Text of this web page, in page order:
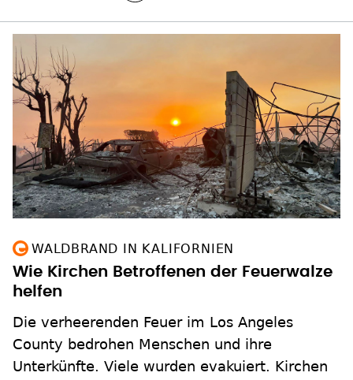
WALDBRAND IN KALIFORNIEN
Wie Kirchen Betroffenen der Feuerwalze
helfen
Die verheerenden Feuer im Los Angeles
County bedrohen Menschen und ihre
Unterkünfte. Viele wurden evakuiert. Kirchen